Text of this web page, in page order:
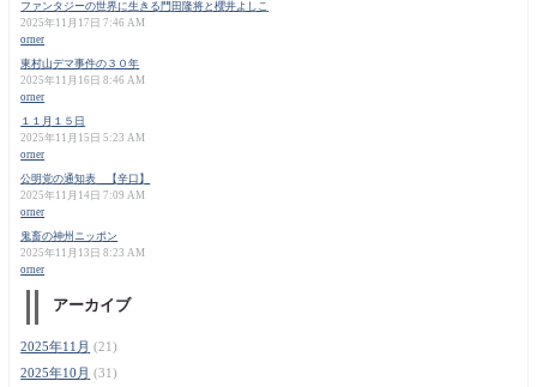
ファンタジーの世界に生きる門田隆将と櫻井よしこ
2025年11月17日 7:46 AM
orner
東村山デマ事件の３０年
2025年11月16日 8:46 AM
orner
１１月１５日
2025年11月15日 5:23 AM
orner
公明党の通知表 【辛口】
2025年11月14日 7:09 AM
orner
鬼畜の神州ニッポン
2025年11月13日 8:23 AM
orner
アーカイブ
2025年11月 (21)
2025年10月 (31)